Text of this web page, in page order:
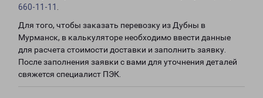
660-11-11
Для того, чтобы заказать перевозку из Дубны в
Мурманск, в калькуляторе необходимо ввести данные
для расчета стоимости доставки и заполнить заявку.
После заполнения заявки с вами для уточнения деталей
свяжется специалист ПЭК.